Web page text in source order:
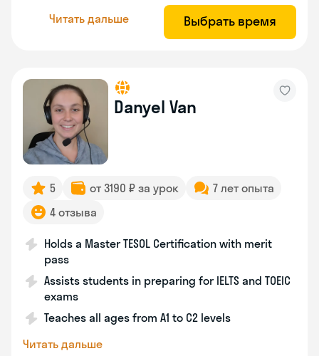
Читать дальше Выбрать время
Danyel Van
5 от 3190 ₽ за урок
7 лет опыта
4 отзыва
Holds a Master TESOL Certification with merit
pass
Assists students in preparing for IELTS and TOEIC
exams
Teaches all ages from A1 to C2 levels
Читать дальше